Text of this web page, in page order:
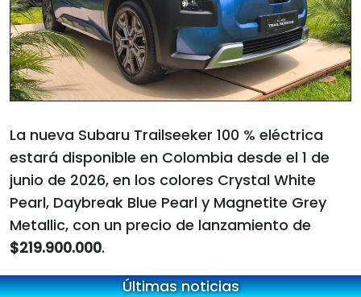
La nueva Subaru Trailseeker 100 % eléctrica
estará disponible en Colombia desde el 1 de
junio de 2026, en los colores Crystal White
Pearl, Daybreak Blue Pearl y Magnetite Grey
Metallic, con un precio de lanzamiento de
$219.900.000.
Últimas noticias